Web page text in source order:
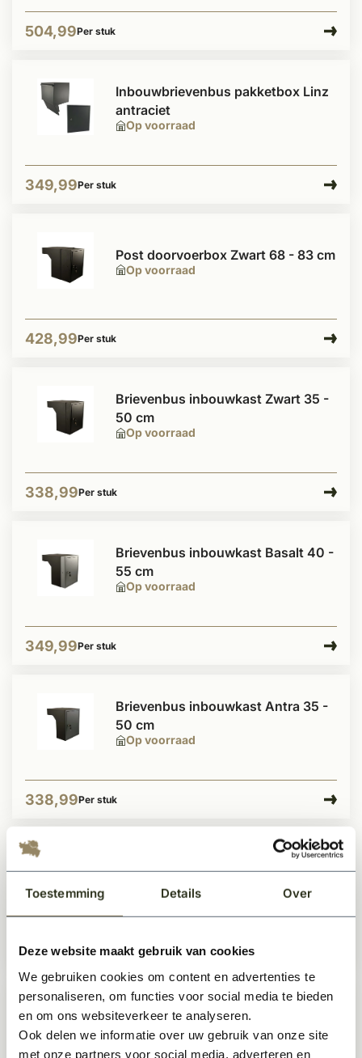
Toestemming Details Over
Deze website maakt gebruik van cookies
We gebruiken cookies om content en advertenties te
personaliseren, om functies voor social media te bieden
en om ons websiteverkeer te analyseren.
Ook delen we informatie over uw gebruik van onze site
met onze partners voor social media, adverteren en
504,99Per stuk
Op voorraad
Inbouwbrievenbus pakketbox Linz
antraciet
349,99Per stuk
Op voorraad
Post doorvoerbox Zwart 68 - 83 cm
428,99Per stuk
Op voorraad
Brievenbus inbouwkast Zwart 35 -
50 cm
338,99Per stuk
Op voorraad
Brievenbus inbouwkast Basalt 40 -
55 cm
349,99Per stuk
Op voorraad
Brievenbus inbouwkast Antra 35 -
50 cm
338,99Per stuk
Op voorraad
Post inbouwkast met slot Zwart
223,50Per stuk
Op voorraad
Post inbouwkast + slot kleur
antraciet 215mm